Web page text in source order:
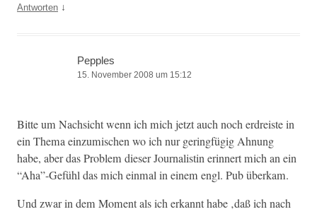
Antworten ↓
Pepples
15. November 2008 um 15:12
Bitte um Nach­sicht wenn ich mich jet­zt auch noch erdreiste in
ein The­ma einzu­mis­chen wo ich nur ger­ingfügig Ahnung
habe, aber das Prob­lem dieser Jour­nal­istin erin­nert mich an ein
“Aha”-Gefühl das mich ein­mal in einem engl. Pub überkam.
Und zwar in dem Moment als ich erkan­nt habe ‚daß ich nach